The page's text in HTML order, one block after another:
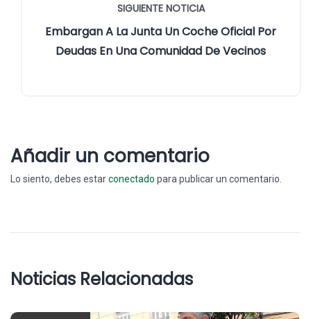
SIGUIENTE NOTICIA
Embargan A La Junta Un Coche Oficial Por
Deudas En Una Comunidad De Vecinos
Añadir un comentario
Lo siento, debes estarconectado para publicar un comentario.
Noticias Relacionadas